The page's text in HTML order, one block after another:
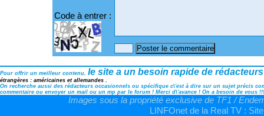
Code à entrer :
Pour offrir un meilleur contenu, le site a un besoin rapide de rédacteurs
étrangères : américaines et allemandes .
On recherche aussi des rédacteurs occasionnels ou spécifique c\'est à dire sur un sujet précis
commentaire ou envoyer un mail ou un mp par le forum ! Merci d\'avance ! On a besoin de vous !!!
Images sous la propriété exclusive de TF1 /
LINFOnet de la Real TV :